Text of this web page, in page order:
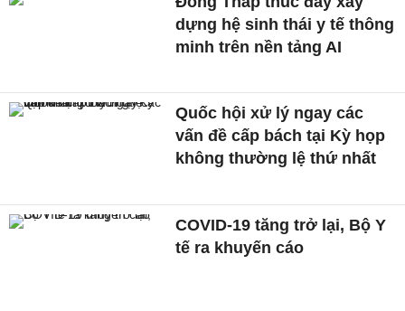
dựng hệ sinh thái y tế thông
minh trên nền tảng AI
Quốc hội xử lý ngay các
vấn đề cấp bách tại Kỳ họp
không thường lệ thứ nhất
COVID-19 tăng trở lại, Bộ Y
tế ra khuyến cáo